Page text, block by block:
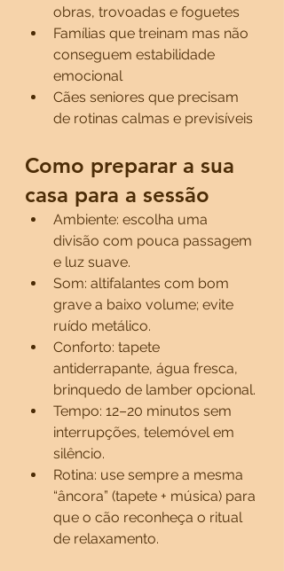
obras, trovoadas e foguetes
Famílias que treinam mas não
conseguem estabilidade
emocional
Cães seniores que precisam
de rotinas calmas e previsíveis
Como preparar a sua
casa para a sessão
Ambiente: escolha uma
divisão com pouca passagem
e luz suave.
Som: altifalantes com bom
grave a baixo volume; evite
ruído metálico.
Conforto: tapete
antiderrapante, água fresca,
brinquedo de lamber opcional.
Tempo: 12–20 minutos sem
interrupções, telemóvel em
silêncio.
Rotina: use sempre a mesma
“âncora” (tapete + música) para
que o cão reconheça o ritual
de relaxamento.